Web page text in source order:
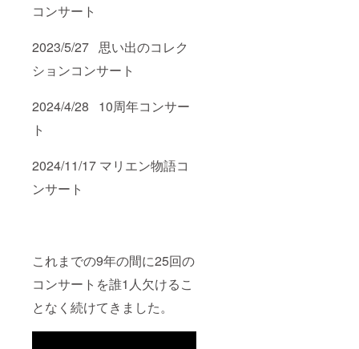
コンサート
2023/5/27 思い出のコレク
ションコンサート
2024/4/28 10周年コンサー
ト
2024/11/17 マリエン物語コ
ンサート
これまでの9年の間に25回の
コンサートを誰1人欠けるこ
となく続けてきました。